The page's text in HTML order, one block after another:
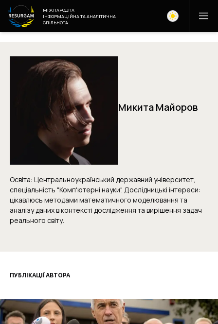
МІЖНАРОДНА
ІНФОРМАЦІЙНА ТА АНАЛІТИЧНА
СПІЛЬНОТА
Микита Майоров
Освіта: Центральноукраїнський державний університет,
спеціальність "Комп'ютерні науки". Дослідницькі інтереси:
цікавлюсь методами математичного моделювання та
аналізу даних в контексті дослідження та вирішення задач
реального світу.
ПУБЛІКАЦІЇ АВТОРА